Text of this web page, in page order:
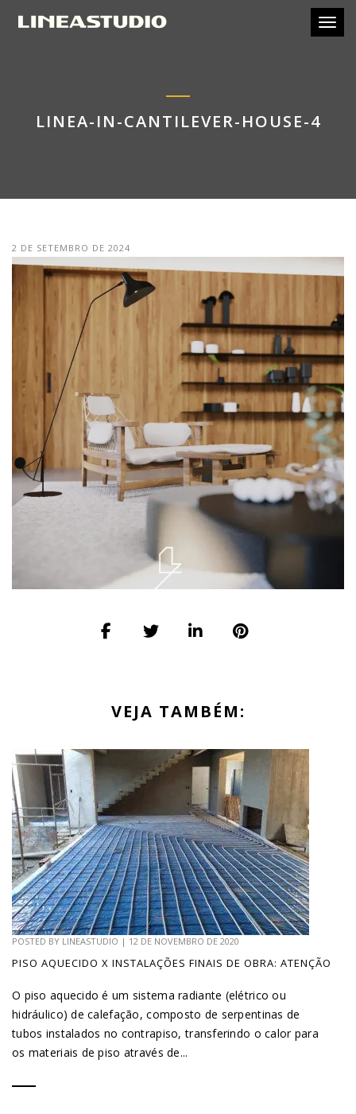
LINEA-IN-CANTILEVER-HOUSE-4
2 DE SETEMBRO DE 2024
VEJA TAMBÉM:
POSTED BY LINEASTUDIO | 12 DE NOVEMBRO DE 2020
PISO AQUECIDO X INSTALAÇÕES FINAIS DE OBRA: ATENÇÃO
O piso aquecido é um sistema radiante (elétrico ou
hidráulico) de calefação, composto de serpentinas de
tubos instalados no contrapiso, transferindo o calor para
os materiais de piso através de...